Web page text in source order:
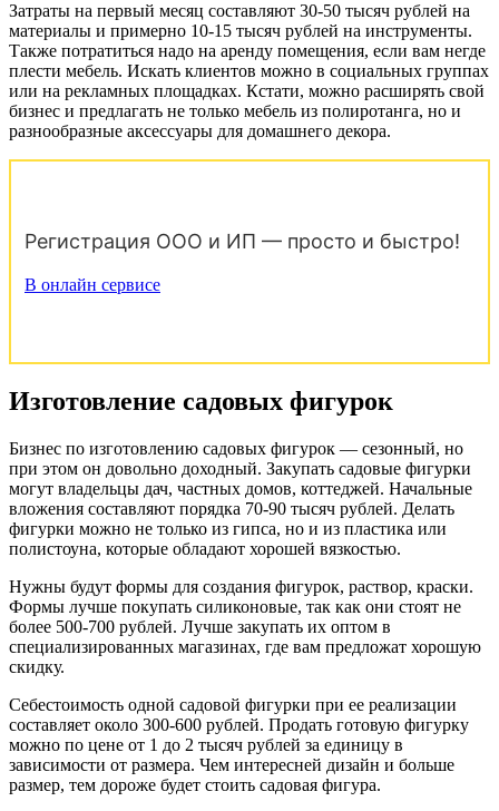
Затраты на первый месяц составляют 30-50 тысяч рублей на
материалы и примерно 10-15 тысяч рублей на инструменты.
Также потратиться надо на аренду помещения, если вам негде
плести мебель. Искать клиентов можно в социальных группах
или на рекламных площадках. Кстати, можно расширять свой
бизнес и предлагать не только мебель из полиротанга, но и
разнообразные аксессуары для домашнего декора.
Регистрация ООО и ИП — просто и быстро!
В онлайн сервисе
Изготовление садовых фигурок
Бизнес по изготовлению садовых фигурок — сезонный, но
при этом он довольно доходный. Закупать садовые фигурки
могут владельцы дач, частных домов, коттеджей. Начальные
вложения составляют порядка 70-90 тысяч рублей. Делать
фигурки можно не только из гипса, но и из пластика или
полистоуна, которые обладают хорошей вязкостью.
Нужны будут формы для создания фигурок, раствор, краски.
Формы лучше покупать силиконовые, так как они стоят не
более 500-700 рублей. Лучше закупать их оптом в
специализированных магазинах, где вам предложат хорошую
скидку.
Себестоимость одной садовой фигурки при ее реализации
составляет около 300-600 рублей. Продать готовую фигурку
можно по цене от 1 до 2 тысяч рублей за единицу в
зависимости от размера. Чем интересней дизайн и больше
размер, тем дороже будет стоить садовая фигура.